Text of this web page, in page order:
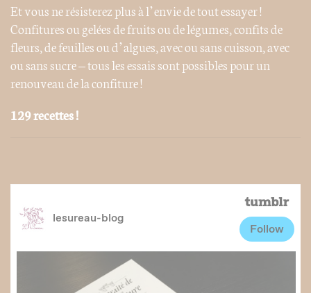
Et vous ne résisterez plus à l’envie de tout essayer !
Confitures ou gelées de fruits ou de légumes, confits de
fleurs, de feuilles ou d’algues, avec ou sans cuisson, avec
ou sans sucre – tous les essais sont possibles pour un
renouveau de la confiture !
129 recettes !